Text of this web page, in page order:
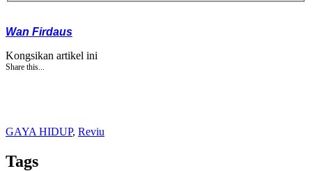
Wan Firdaus
Kongsikan artikel ini
Share this...
GAYA HIDUP, Reviu
Tags